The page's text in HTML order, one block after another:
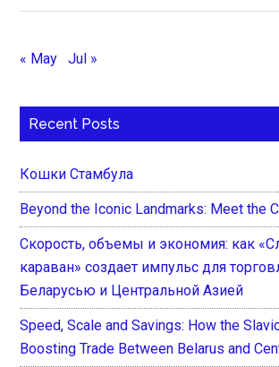
« May Jul »
Recent Posts
Кошки Стамбула
Beyond the Iconic Landmarks: Meet the
Скорость, объемы и экономия: как
караван» создает импульс для
Беларусью и Центральной Азией
Speed, Scale and Savings: How the
Boosting Trade Between Belarus and